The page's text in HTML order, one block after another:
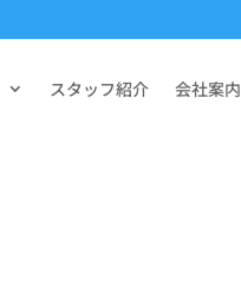
スタッフ紹介 会社案内